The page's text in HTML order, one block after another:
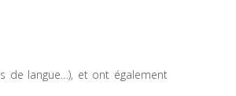
de langue…), et ont également